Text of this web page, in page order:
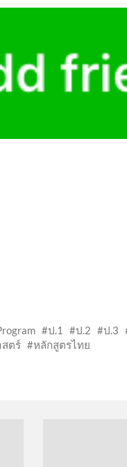
ป.1 ป.2 ป.3
ตร์
หลักสูตรไทย